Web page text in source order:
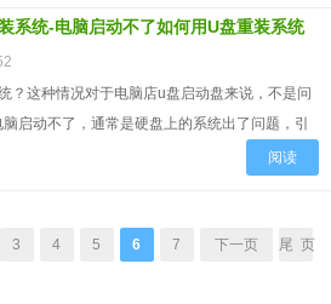
系统-电脑启动不了如何用U盘重装系统
？这种情况对于电脑店u盘启动盘来说，不是问
启动不了，通常是硬盘上的系统出了问题，引
阅读
3 4 5 6 7 下一页 尾 页